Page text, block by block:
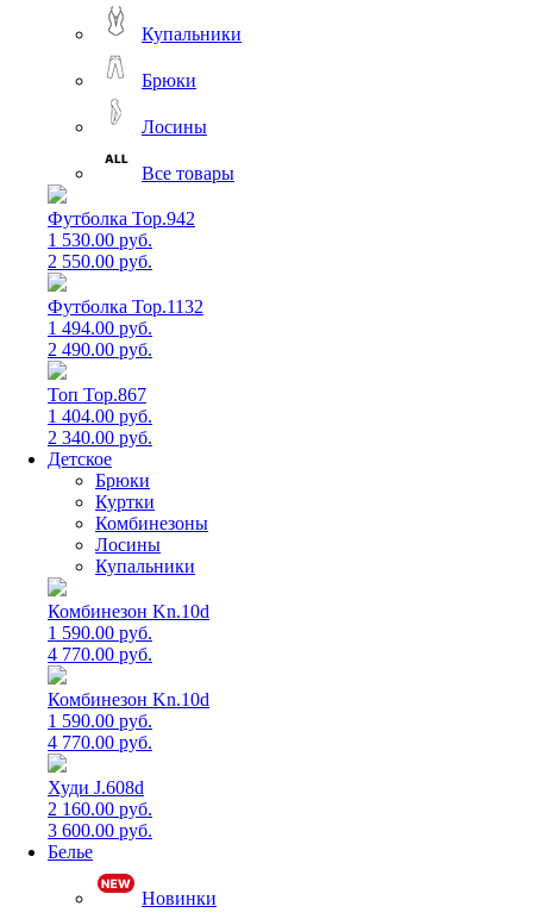
Купальники
Брюки
Лосины
Все товары
Футболка Top.942
1 530.00 руб.
2 550.00 руб.
Футболка Top.1132
1 494.00 руб.
2 490.00 руб.
Топ Top.867
1 404.00 руб.
2 340.00 руб.
Детское
Брюки
Куртки
Комбинезоны
Лосины
Купальники
Комбинезон Kn.10d
1 590.00 руб.
4 770.00 руб.
Комбинезон Kn.10d
1 590.00 руб.
4 770.00 руб.
Худи J.608d
2 160.00 руб.
3 600.00 руб.
Белье
Новинки